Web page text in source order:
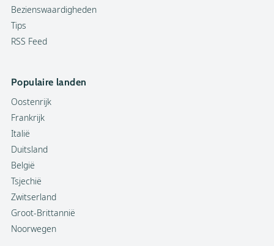
Bezienswaardigheden
Tips
RSS Feed
Populaire landen
Oostenrijk
Frankrijk
Italië
Duitsland
België
Tsjechië
Zwitserland
Groot-Brittannië
Noorwegen